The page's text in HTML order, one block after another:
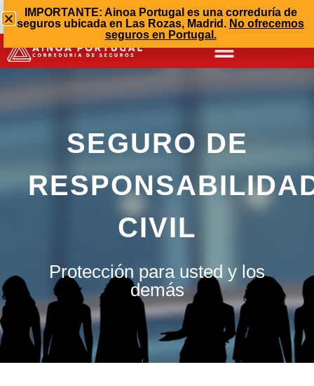
info@ainoaportugal.com
669 17 99 87
91 608 75 30
SEGURO DE
CIVIL
Protección para usted y los
demás
IMPORTANTE: Ainoa Portugal es una correduría de
seguros ubicada en Las Rozas, Madrid. No ofrecemos
seguros en Portugal.